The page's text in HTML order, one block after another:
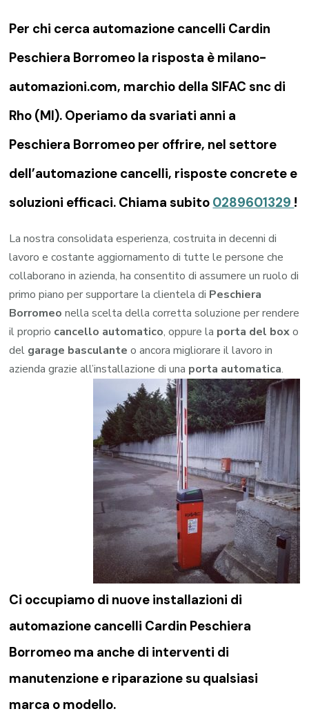
Per chi cerca automazione cancelli Cardin
Peschiera Borromeo la risposta è milano-
automazioni.com, marchio della SIFAC snc di
Rho (MI). Operiamo da svariati anni a
Peschiera Borromeo per offrire, nel settore
dell’automazione cancelli, risposte concrete e
soluzioni efficaci. Chiama subito 0289601329 !
La nostra consolidata esperienza, costruita in decenni di
lavoro e costante aggiornamento di tutte le persone che
collaborano in azienda, ha consentito di assumere un ruolo di
primo piano per supportare la clientela di Peschiera
Borromeo nella scelta della corretta soluzione per rendere
il proprio cancello automatico, oppure la porta del boxo
del garage basculante o ancora migliorare il lavoro in
azienda grazie all’installazione di una porta automatica.
Ci occupiamo di nuove installazioni di
automazione cancelli Cardin Peschiera
Borromeo ma anche di interventi di
manutenzione e riparazione su qualsiasi
marca o modello.